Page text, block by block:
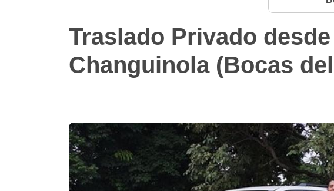
Traslado Privado
Changuinola (Bocas